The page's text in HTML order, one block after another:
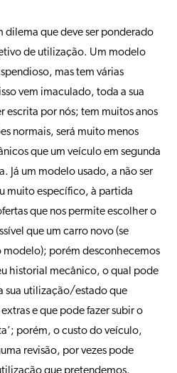
dilema que deve ser ponderado
de utilização. Um modelo
mas tem várias
vem imaculado, toda a sua
escrita por nós; tem muitos anos
normais, será muito menos
que um veículo em segunda
Já um modelo usado, a não ser
muito específico, à partida
que nos permite escolher o
que um carro novo (se
modelo); porém desconhecemos
historial mecânico, o qual pode
sua utilização/estado que
e que pode fazer subir o
porém, o custo do veículo,
revisão, por vezes pode
que pretendemos.